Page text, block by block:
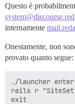
Questo è
internamente
Onestamente, non
provato quanto segue:
./launcher enter
rails r